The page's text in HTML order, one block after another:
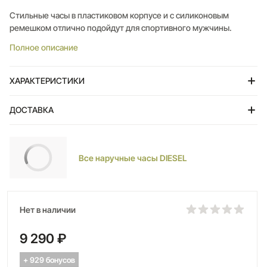
Стильные часы в пластиковом корпусе и с силиконовым
ремешком отлично подойдут для спортивного мужчины.
Полное описание
ХАРАКТЕРИСТИКИ
ДОСТАВКА
Все наручные часы DIESEL
Нет в наличии
9 290 ₽
+ 929 бонусов